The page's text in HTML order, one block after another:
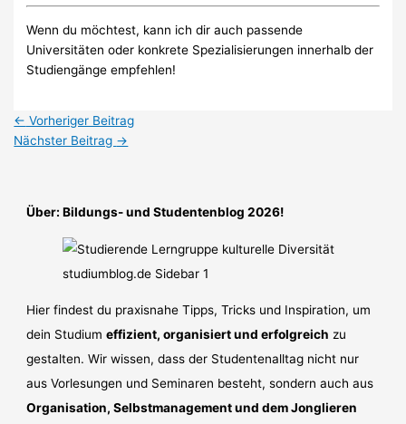
Wenn du möchtest, kann ich dir auch passende
Universitäten oder konkrete Spezialisierungen innerhalb der
Studiengänge empfehlen!
← Vorheriger Beitrag
Nächster Beitrag →
Über: Bildungs- und Studentenblog 2026!
Hier findest du praxisnahe Tipps, Tricks und Inspiration, um
dein Studiumeffizient, organisiert und erfolgreich zu
gestalten. Wir wissen, dass der Studentenalltag nicht nur
aus Vorlesungen und Seminaren besteht, sondern auch aus
Organisation, Selbstmanagement und dem Jonglieren